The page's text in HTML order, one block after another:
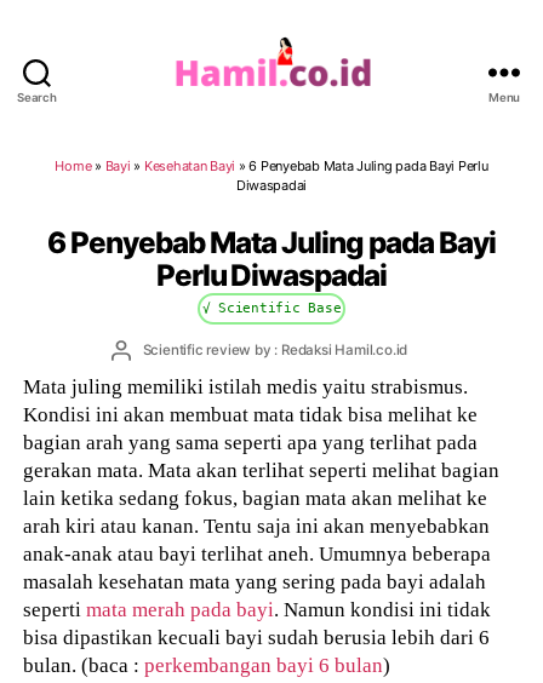
Search Menu
Home» Bayi » Kesehatan Bayi »6 Penyebab Mata Juling pada Bayi Perlu
Diwaspadai
6 Penyebab Mata Juling pada Bayi
Perlu Diwaspadai
√ Scientific Base
PostScientific review by : Redaksi Hamil.co.id
Mata juling memiliki istilah medis yaitu strabismus.
Kondisi ini akan membuat mata tidak bisa melihat ke
bagian arah yang sama seperti apa yang terlihat pada
gerakan mata. Mata akan terlihat seperti melihat bagian
lain ketika sedang fokus, bagian mata akan melihat ke
arah kiri atau kanan. Tentu saja ini akan menyebabkan
anak-anak atau bayi terlihat aneh. Umumnya beberapa
masalah kesehatan mata yang sering pada bayi adalah
sepertimata merah pada bayi. Namun kondisi ini tidak
bisa dipastikan kecuali bayi sudah berusia lebih dari 6
bulan. (baca :perkembangan bayi 6 bulan)